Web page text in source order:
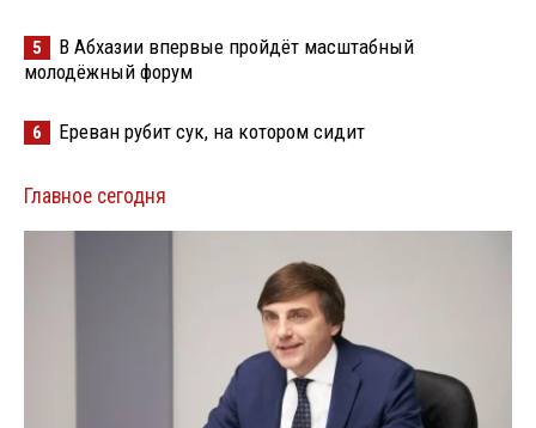
5
В Абхазии впервые пройдёт масштабный
молодёжный форум
6 Ереван рубит сук, на котором сидит
Главное сегодня